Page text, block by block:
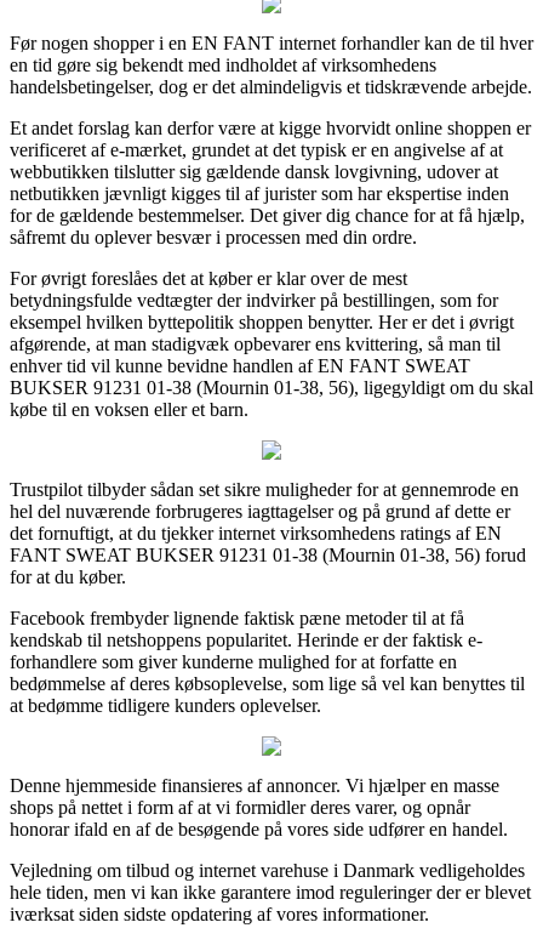
Før nogen shopper i en EN FANT internet forhandler kan de til hver
en tid gøre sig bekendt med indholdet af virksomhedens
handelsbetingelser, dog er det almindeligvis et tidskrævende arbejde.
Et andet forslag kan derfor være at kigge hvorvidt online shoppen er
verificeret af e-mærket, grundet at det typisk er en angivelse af at
webbutikken tilslutter sig gældende dansk lovgivning, udover at
netbutikken jævnligt kigges til af jurister som har ekspertise inden
for de gældende bestemmelser. Det giver dig chance for at få hjælp,
såfremt du oplever besvær i processen med din ordre.
For øvrigt foreslåes det at køber er klar over de mest
betydningsfulde vedtægter der indvirker på bestillingen, som for
eksempel hvilken byttepolitik shoppen benytter. Her er det i øvrigt
afgørende, at man stadigvæk opbevarer ens kvittering, så man til
enhver tid vil kunne bevidne handlen af EN FANT SWEAT
BUKSER 91231 01-38 (Mournin 01-38, 56), ligegyldigt om du skal
købe til en voksen eller et barn.
Trustpilot tilbyder sådan set sikre muligheder for at gennemrode en
hel del nuværende forbrugeres iagttagelser og på grund af dette er
det fornuftigt, at du tjekker internet virksomhedens ratings af EN
FANT SWEAT BUKSER 91231 01-38 (Mournin 01-38, 56) forud
for at du køber.
Facebook frembyder lignende faktisk pæne metoder til at få
kendskab til netshoppens popularitet. Herinde er der faktisk e-
forhandlere som giver kunderne mulighed for at forfatte en
bedømmelse af deres købsoplevelse, som lige så vel kan benyttes til
at bedømme tidligere kunders oplevelser.
Denne hjemmeside finansieres af annoncer. Vi hjælper en masse
shops på nettet i form af at vi formidler deres varer, og opnår
honorar ifald en af de besøgende på vores side udfører en handel.
Vejledning om tilbud og internet varehuse i Danmark vedligeholdes
hele tiden, men vi kan ikke garantere imod reguleringer der er blevet
iværksat siden sidste opdatering af vores informationer.